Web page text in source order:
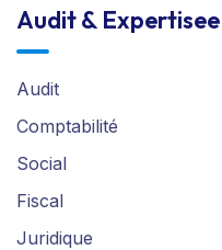
Audit & Expertisee
Audit
Comptabilité
Social
Fiscal
Juridique